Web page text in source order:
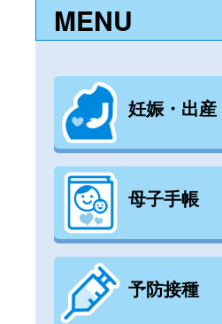
MENU
妊娠・出産
母子手帳
予防接種